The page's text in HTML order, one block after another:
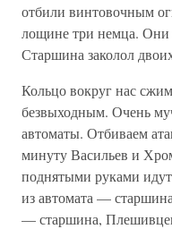
отбили винтовочным
лощине три немца. Они
Старшина заколол
Кольцо вокруг нас
безвыходным. Очень
автоматы. Отбиваем
минуту Васильев и
поднятыми руками
из автомата —
— старшина,